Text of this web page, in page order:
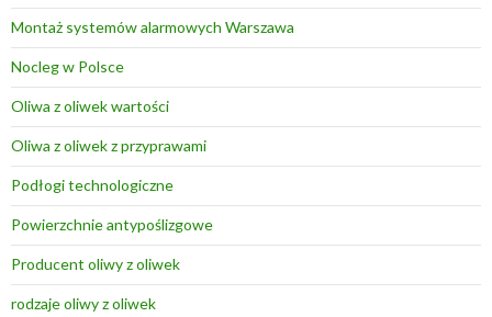
Montaż systemów alarmowych Warszawa
Nocleg w Polsce
Oliwa z oliwek wartości
Oliwa z oliwek z przyprawami
Podłogi technologiczne
Powierzchnie antypoślizgowe
Producent oliwy z oliwek
rodzaje oliwy z oliwek